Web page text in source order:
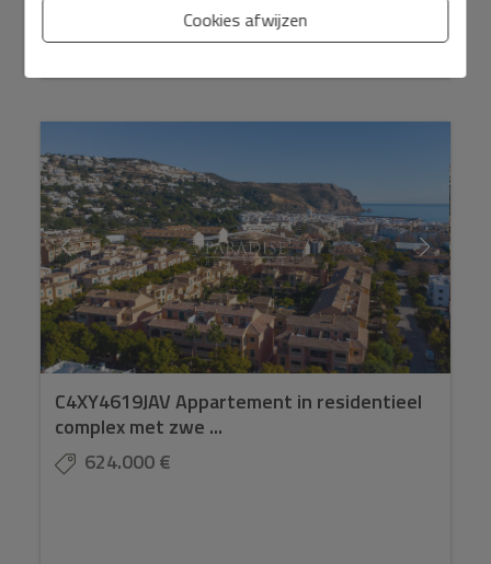
2
C4XY4619JAV Appartement in residentieel
complex met zwe ...
624.000 €
Cookies afwijzen